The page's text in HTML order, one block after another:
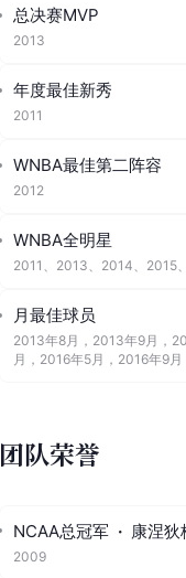
总决赛MVP
2013
年度最佳新秀
2011
WNBA最佳第二阵容
2012
WNBA全明星
2011 、 2013、 2014、 2015
月最佳球员
2013年8月，2013年9月，
月，2016年5月，2016年9月
团队荣誉
NCAA总冠军 · 康涅
2009